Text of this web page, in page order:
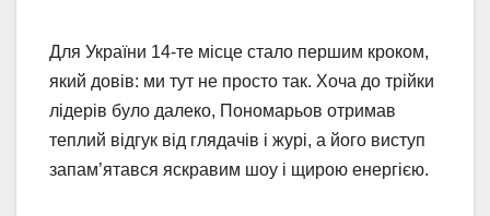
Для України 14-те місце стало першим кроком,
який довів: ми тут не просто так. Хоча до трійки
лідерів було далеко, Пономарьов отримав
теплий відгук від глядачів і журі, а його виступ
запам’ятався яскравим шоу і щирою енергією.